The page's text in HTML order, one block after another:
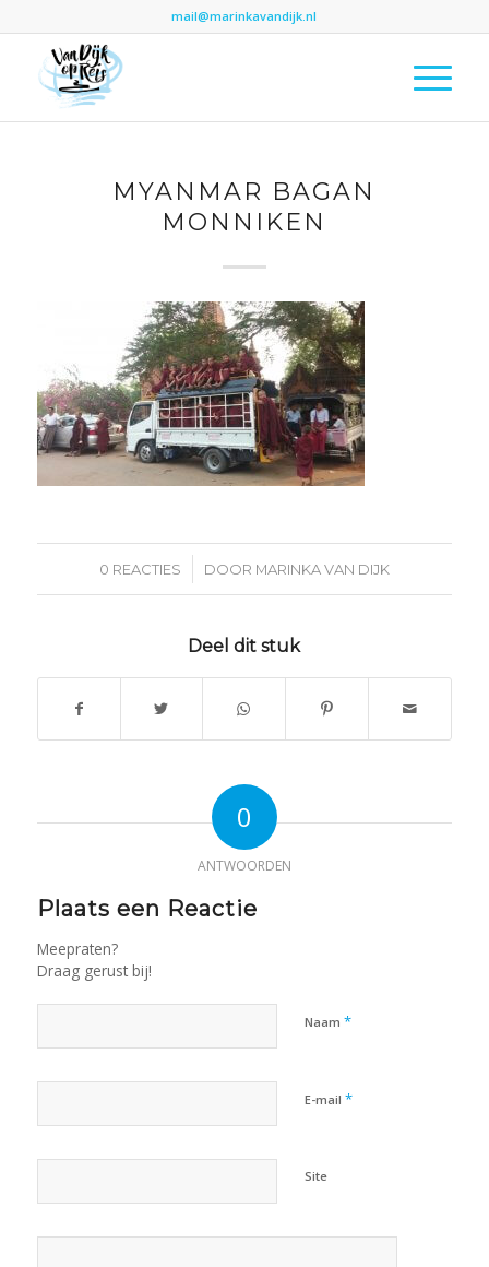
mail@marinkavandijk.nl
MYANMAR BAGAN
MONNIKEN
0 REACTIES
/ DOOR MARINKA VAN DIJK
Deel dit stuk
0
ANTWOORDEN
Plaats een Reactie
Meepraten?
Draag gerust bij!
Naam *
E-mail *
Site